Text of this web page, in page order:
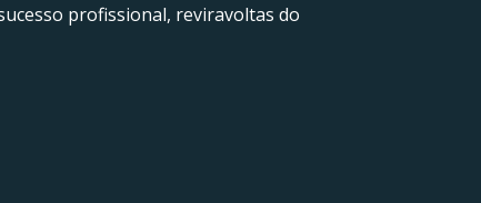
profissional, reviravoltas do